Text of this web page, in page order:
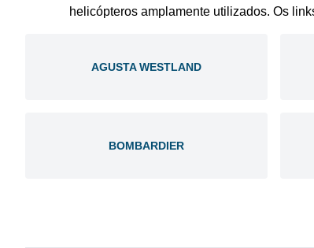
helicópteros amplamente utilizados. Os
AGUSTA WESTLAND
BOMBARDIER